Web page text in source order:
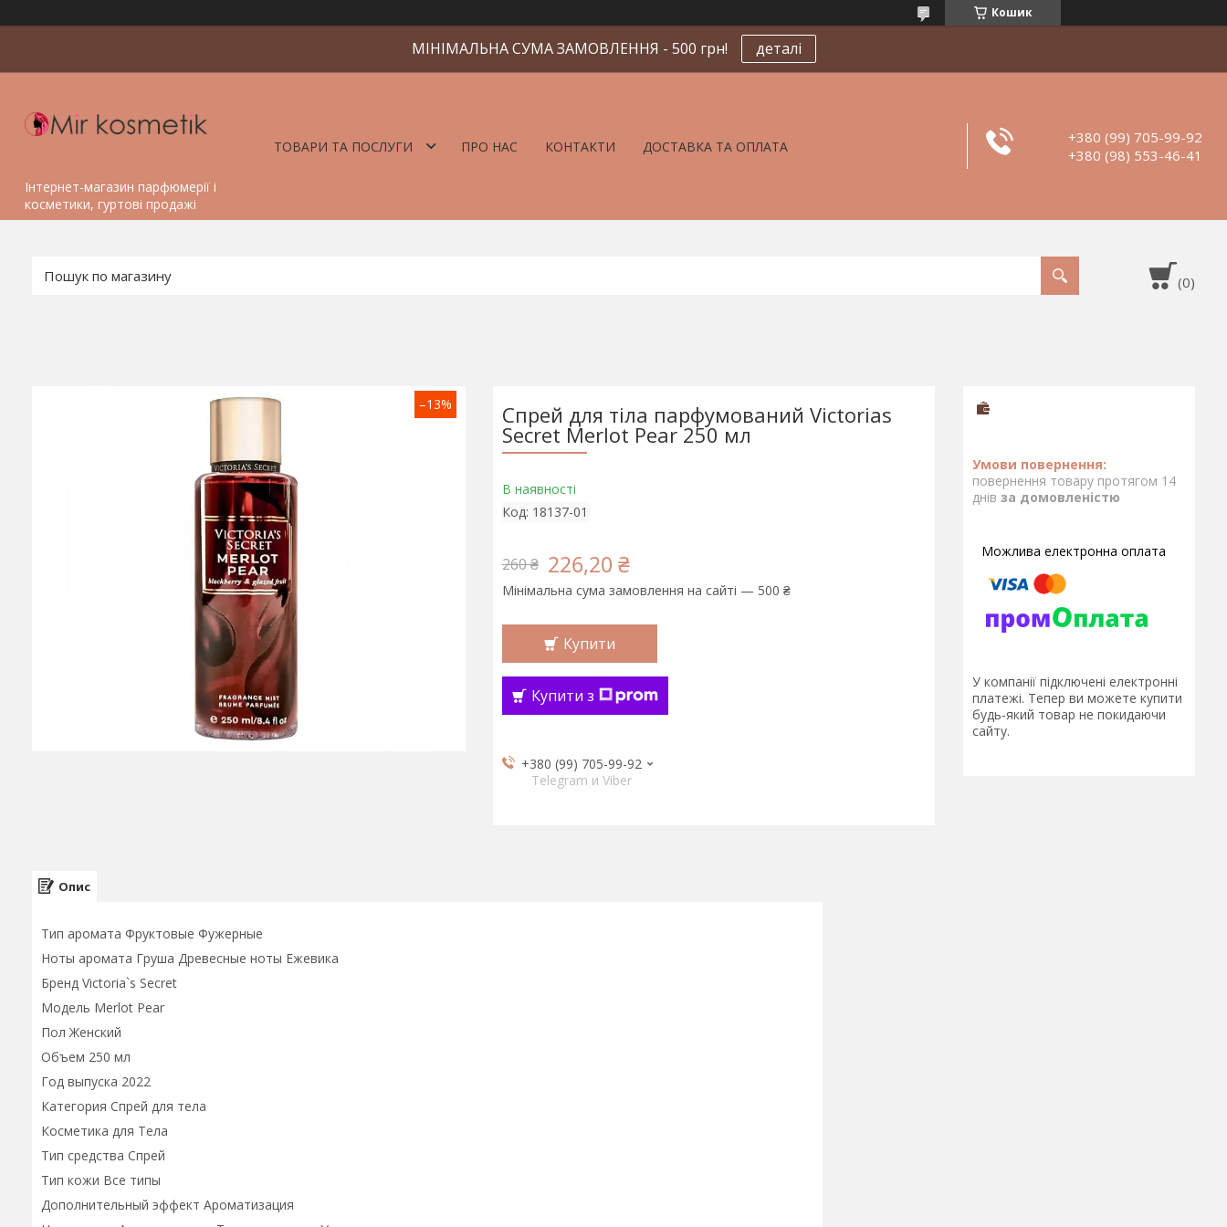
Кошик
МІНІМАЛЬНА СУМА ЗАМОВЛЕННЯ - 500 грн! деталі
Інтернет-магазин парфюмерії і
косметики, гуртові продажі
ТОВАРИ ТА ПОСЛУГИ ПРО НАС КОНТАКТИ ДОСТАВКА ТА ОПЛАТА
+380 (99) 705-99-92
+380 (98) 553-46-41
–13% Спрей для тіла парфумований Victorias
Secret Merlot Pear 250 мл
В наявності
Код: 18137-01
260 ₴ 226,20 ₴
Мінімальна сума замовлення на сайті — 500 ₴
Купити
Купити з
+380 (99) 705-99-92
Telegram и Viber
повернення товару протягом 14
днів за домовленістю
У компанії підключені електронні
платежі. Тепер ви можете купити
будь-який товар не покидаючи
сайту.
Опис
Тип аромата Фруктовые Фужерные
Ноты аромата Груша Древесные ноты Ежевика
Бренд Victoria`s Secret
Модель Merlot Pear
Пол Женский
Объем 250 мл
Год выпуска 2022
Категория Спрей для тела
Косметика для Тела
Тип средства Спрей
Тип кожи Все типы
Дополнительный эффект Ароматизация